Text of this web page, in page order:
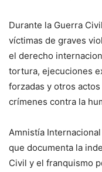
Durante la Guerra
víctimas de graves
el derecho
tortura, ejecuciones
forzadas y otros
crímenes contra la
Amnistía
que documenta la
Civil y el franquismo